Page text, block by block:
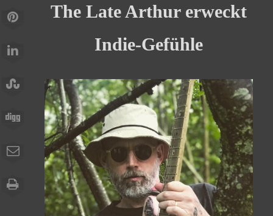
The Late Arthur erweckt
Indie-Gefühle